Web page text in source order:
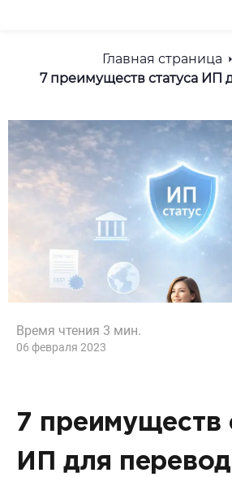
Главная страница
7 преимуществ статуса ИП
Время чтения 3 мин.
06 февраля 2023
7 преимуществ
ИП для